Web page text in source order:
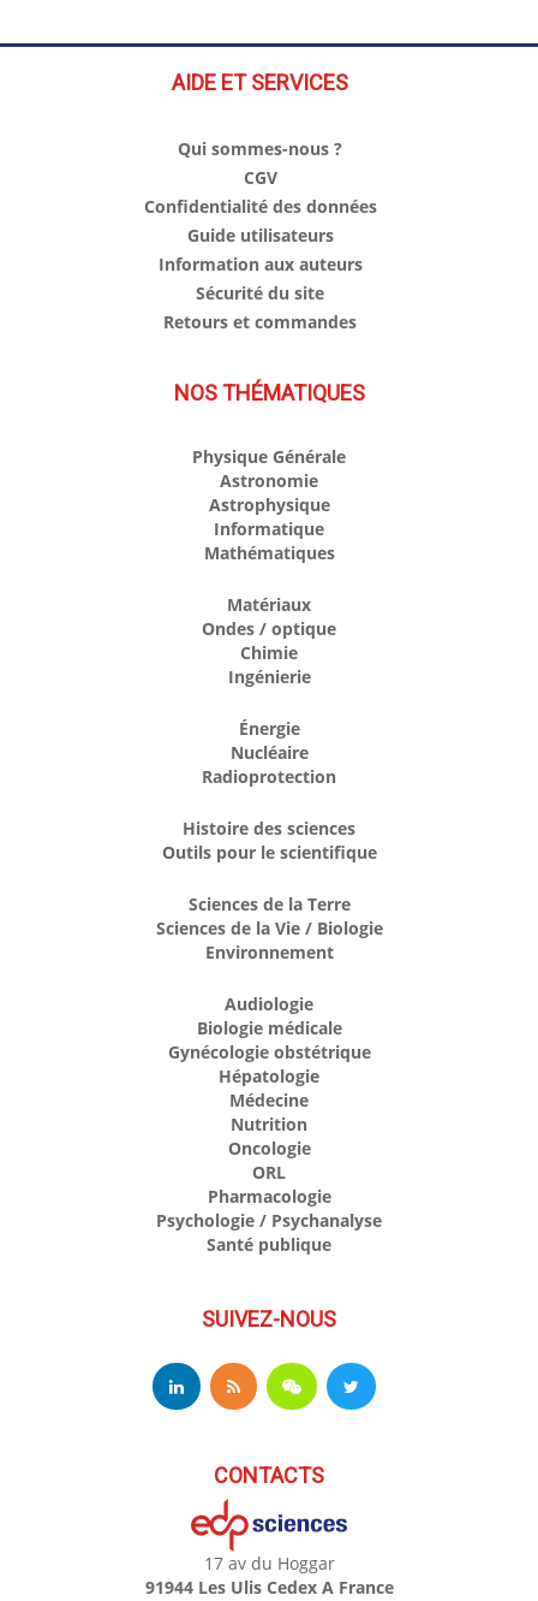
AIDE ET SERVICES
Qui sommes-nous ?
CGV
Confidentialité des données
Guide utilisateurs
Information aux auteurs
Sécurité du site
Retours et commandes
NOS THÉMATIQUES
Physique Générale
Astronomie
Astrophysique
Informatique
Mathématiques
Matériaux
Ondes / optique
Chimie
Ingénierie
Énergie
Nucléaire
Radioprotection
Histoire des sciences
Outils pour le scientifique
Sciences de la Terre
Sciences de la Vie / Biologie
Environnement
Audiologie
Biologie médicale
Gynécologie obstétrique
Hépatologie
Médecine
Nutrition
Oncologie
ORL
Pharmacologie
Psychologie / Psychanalyse
Santé publique
SUIVEZ-NOUS
CONTACTS
17 av du Hoggar
91944 Les Ulis Cedex A France